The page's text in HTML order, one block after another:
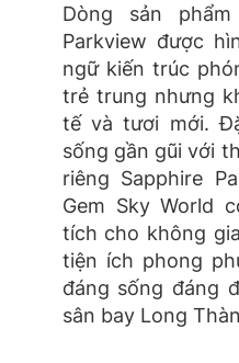
Dòng sản
Parkview được
ngữ kiến trúc
trẻ trung nhưng
tế và tươi mới.
sống gần gũi với
riêng Sapphire
Gem Sky World
tích cho không
tiện ích phong
đáng sống đáng
sân bay Long